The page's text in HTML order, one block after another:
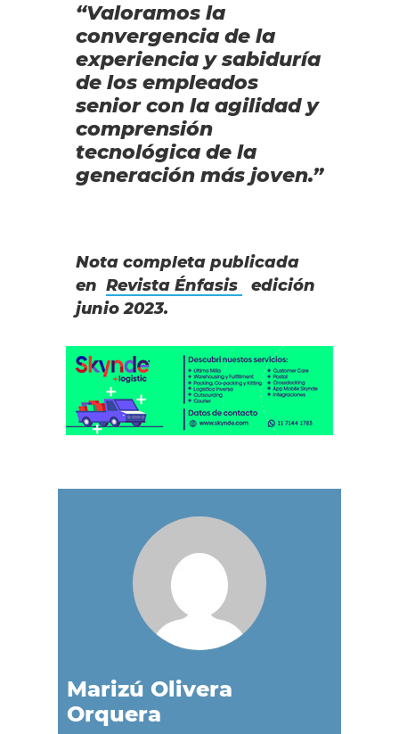
“Valoramos la
convergencia de la
experiencia y sabiduría
de los empleados
senior con la agilidad y
comprensión
tecnológica de la
generación más joven.”
Nota completa publicada
en Revista Énfasis
edición
junio 2023.
Marizú Olivera
Orquera